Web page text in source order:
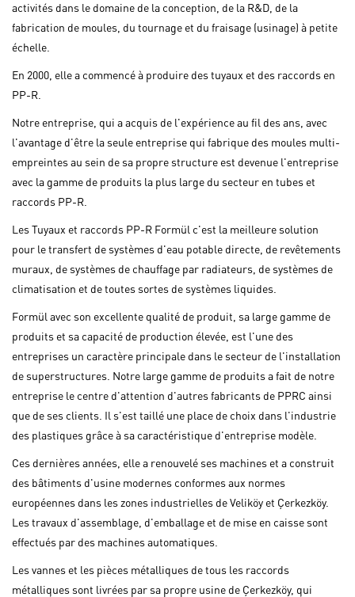
activités dans le domaine de la conception, de la R&D, de la
fabrication de moules, du tournage et du fraisage (usinage) à petite
échelle.
En 2000, elle a commencé à produire des tuyaux et des raccords en
PP-R.
Notre entreprise, qui a acquis de l'expérience au fil des ans, avec
l'avantage d'être la seule entreprise qui fabrique des moules multi-
empreintes au sein de sa propre structure est devenue l'entreprise
avec la gamme de produits la plus large du secteur en tubes et
raccords PP-R.
Les Tuyaux et raccords PP-R Formül c'est la meilleure solution
pour le transfert de systèmes d'eau potable directe, de revêtements
muraux, de systèmes de chauffage par radiateurs, de systèmes de
climatisation et de toutes sortes de systèmes liquides.
Formül avec son excellente qualité de produit, sa large gamme de
produits et sa capacité de production élevée, est l'une des
entreprises un caractère principale dans le secteur de l'installation
de superstructures. Notre large gamme de produits a fait de notre
entreprise le centre d'attention d'autres fabricants de PPRC ainsi
que de ses clients. Il s'est taillé une place de choix dans l'industrie
des plastiques grâce à sa caractéristique d'entreprise modèle.
Ces dernières années, elle a renouvelé ses machines et a construit
des bâtiments d'usine modernes conformes aux normes
européennes dans les zones industrielles de Veliköy et Çerkezköy.
Les travaux d'assemblage, d'emballage et de mise en caisse sont
effectués par des machines automatiques.
Les vannes et les pièces métalliques de tous les raccords
métalliques sont livrées par sa propre usine de Çerkezköy, qui